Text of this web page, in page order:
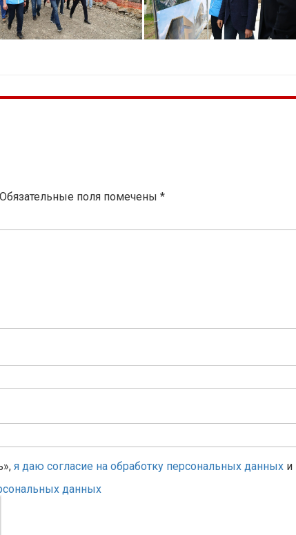
Обязательные поля помечены *
я даю согласие на обработку персональных данных и
данных